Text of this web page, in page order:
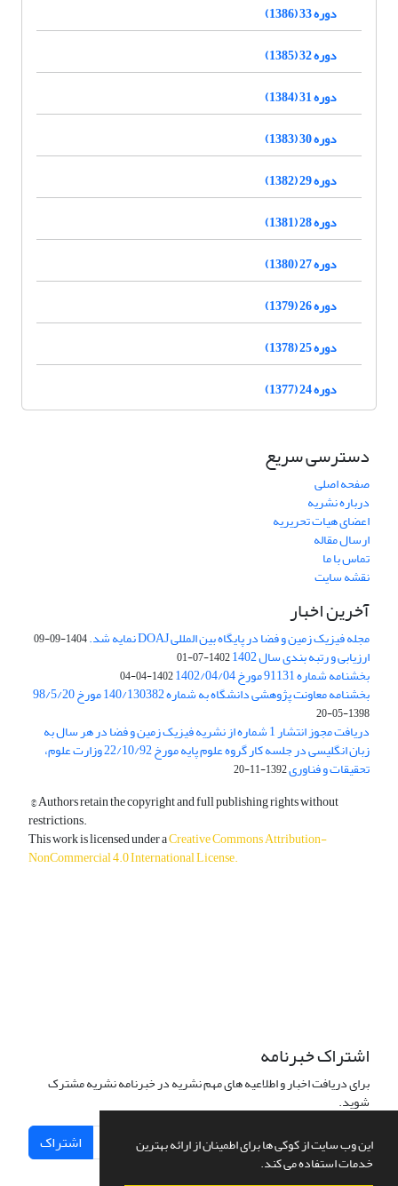
این وب سایت از کوکی ها برای اطمینان از ارائه بهترین
خدمات استفاده می کند.
دوره 33 (1386)
دوره 32 (1385)
دوره 31 (1384)
دوره 30 (1383)
دوره 29 (1382)
دوره 28 (1381)
دوره 27 (1380)
دوره 26 (1379)
دوره 25 (1378)
دوره 24 (1377)
دسترسی سریع
صفحه اصلی
درباره نشریه
اعضای هیات تحریریه
ارسال مقاله
تماس با ما
نقشه سایت
آخرین اخبار
مجله فیزیک زمین و فضا در پایگاه بین المللی DOAJ نمایه شد. 1404-09-09
ارزیابی و رتبه بندی سال 1402 1402-07-01
بخشنامه شماره 91131 مورخ 1402/04/04 1402-04-04
بخشنامه معاونت پژوهشی دانشگاه به شماره 140/130382 مورخ 98/5/20
1398-05-20
دریافت مجوز انتشار 1 شماره از نشریه فیزیک زمین و فضا در هر سال به
زبان انگلیسی در جلسه کار گروه علوم پایه مورخ 22/10/92 وزارت علوم،
تحقیقات و فناوری1392-11-20
© Authors retain the copyright and full publishing rights without
restrictions.
This work is licensed under aCreative Commons Attribution-
NonCommercial 4.0 International License.
اشتراک خبرنامه
برای دریافت اخبار و اطلاعیه های مهم نشریه در خبرنامه نشریه مشترک
شوید.
اشتراک